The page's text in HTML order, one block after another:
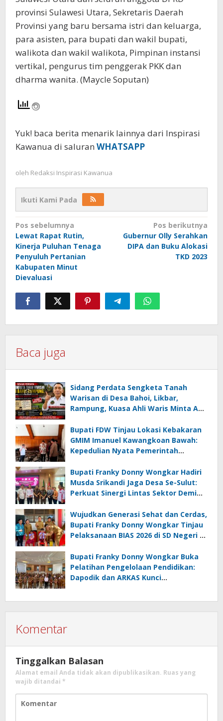
provinsi Sulawesi Utara, Sekretaris Daerah
Provinsi yang baru bersama istri dan keluarga,
para asisten, para bupati dan wakil bupati,
walikota dan wakil walikota, Pimpinan instansi
vertikal, pengurus tim penggerak PKK dan
dharma wanita. (Maycle Soputan)
Yuk! baca berita menarik lainnya dari Inspirasi
Kawanua di saluran WHATSAPP
oleh Redaksi Inspirasi Kawanua
Ikuti Kami Pada
Navigasi
pos
Pos sebelumnya
Lewat Rapat Rutin,
Kinerja Puluhan Tenaga
Penyuluh Pertanian
Kabupaten Minut
Dievaluasi
Pos berikutnya
Gubernur Olly Serahkan
DIPA dan Buku Alokasi
TKD 2023
Baca juga
Sidang Perdata Sengketa Tanah
Warisan di Desa Bahoi, Likbar,
Rampung, Kuasa Ahli Waris Minta APH
Korupsi Dandes
Bupati FDW Tinjau Lokasi Kebakaran
GMIM Imanuel Kawangkoan Bawah:
Kepedulian Nyata Pemerintah
Terdampak
Bupati Franky Donny Wongkar Hadiri
Musda Srikandi Jaga Desa Se-Sulut:
Perkuat Sinergi Lintas Sektor Demi
Wujudkan Generasi Sehat dan Cerdas,
Bupati Franky Donny Wongkar Tinjau
Pelaksanaan BIAS 2026 di SD Negeri 2
Bupati Franky Donny Wongkar Buka
Pelatihan Pengelolaan Pendidikan:
Dapodik dan ARKAS Kunci
Komentar
Tinggalkan Balasan
Alamat email Anda tidak akan dipublikasikan. Ruas yang
wajib ditandai *